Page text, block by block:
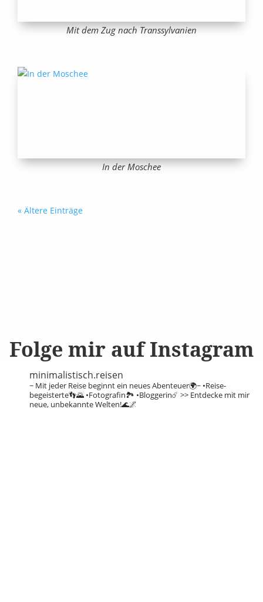
Mit dem Zug nach Transsylvanien
In der Moschee
« Ältere Einträge
Folge mir auf Instagram
minimalistisch.reisen
~ Mit jeder Reise beginnt ein neues Abenteuer🌍~ •Reise-
begeisterte👣🌄 •Fotografin🏞️ •Bloggerin☄️ >> Entdecke mit mir
neue, unbekannte Welten!🌊🌌